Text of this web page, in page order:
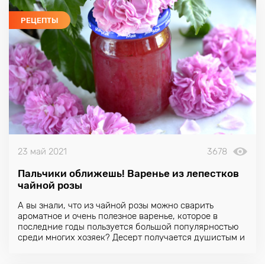
РЕЦЕПТЫ
23 май 2021 3678
Пальчики оближешь! Варенье из лепестков
чайной розы
А вы знали, что из чайной розы можно сварить
ароматное и очень полезное варенье, которое в
последние годы пользуется большой популярностью
среди многих хозяек? Десерт получается душистым и